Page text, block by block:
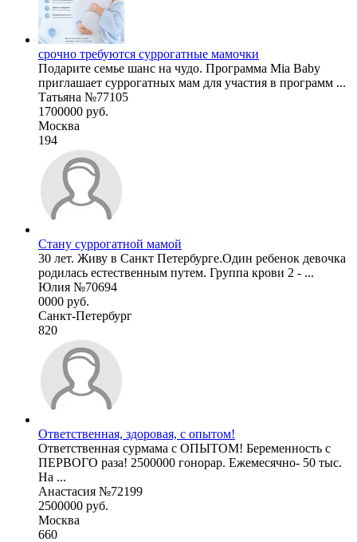
срочно требуются суррогатные мамочки
Подарите семье шанс на чудо. Программа Mia Baby
приглашает суррогатных мам для участия в программ ...
Татьяна №77105
1700000 руб.
Москва
194
Стану суррогатной мамой
30 лет. Живу в Санкт Петербурге.Один ребенок девочка
родилась естественным путем. Группа крови 2 - ...
Юлия №70694
0000 руб.
Санкт-Петербург
820
Ответственная, здоровая, с опытом!
Ответственная сурмама с ОПЫТОМ! Беременность с
ПЕРВОГО раза! 2500000 гонорар. Ежемесячно- 50 тыс.
На ...
Анастасия №72199
2500000 руб.
Москва
660